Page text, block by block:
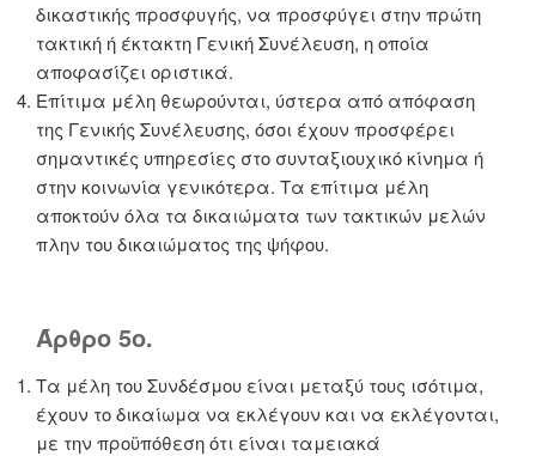
δικαστικής προσφυγής, να προσφύγει στην πρώτη
τακτική ή έκτακτη Γενική Συνέλευση, η οποία
αποφασίζει οριστικά.
Επίτιμα μέλη θεωρούνται, ύστερα από απόφαση
της Γενικής Συνέλευσης, όσοι έχουν προσφέρει
σημαντικές υπηρεσίες στο συνταξιουχικό κίνημα ή
στην κοινωνία γενικότερα. Τα επίτιμα μέλη
αποκτούν όλα τα δικαιώματα των τακτικών μελών
πλην του δικαιώματος της ψήφου.
Άρθρο 5ο.
Τα μέλη του Συνδέσμου είναι μεταξύ τους ισότιμα,
έχουν το δικαίωμα να εκλέγουν και να εκλέγονται,
με την προϋπόθεση ότι είναι ταμειακά